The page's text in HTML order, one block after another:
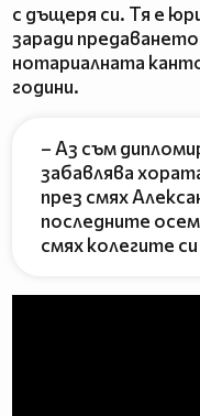
с дъщеря си. Тя е
заради
нотариалната
години.
– Аз съм
забавлява
през смях
последните
смях колегите